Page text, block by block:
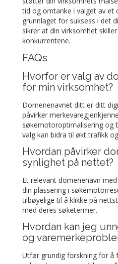
tid og omtanke i valget av et
grunnlaget for suksess i det
sikrer at din virksomhet
konkurrentene.
FAQs
Hvorfor er valg av
for min virksomhet?
Domenenavnet ditt er ditt
påvirker
søkemotoroptimalisering og
valg kan bidra til økt trafikk
Hvordan påvirker
synlighet på nettet?
Et relevant domenenavn
din plassering i
tilbøyelige til å klikke på
med deres søketermer.
Hvordan kan jeg
og
Utfør grundig forskning for å